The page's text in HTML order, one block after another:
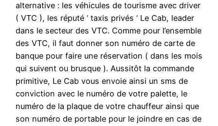
alternative : les véhicules de tourisme avec driver
( VTC ), les réputé ‘ taxis privés ‘ Le Cab, leader
dans le secteur des VTC. Comme pour l’ensemble
des VTC, il faut donner son numéro de carte de
banque pour faire une réservation ( dans les mois
qui suivent ou brusque ). Aussitôt la commande
primitive, Le Cab vous envoie ainsi un sms de
conviction avec le numéro de votre palette, le
numéro de la plaque de votre chauffeur ainsi que
son numéro de portable pour le joindre en cas de